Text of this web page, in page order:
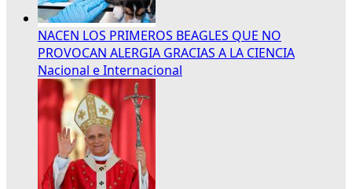
NACEN LOS PRIMEROS BEAGLES QUE NO
PROVOCAN ALERGIA GRACIAS A LA CIENCIA
Nacional e Internacional